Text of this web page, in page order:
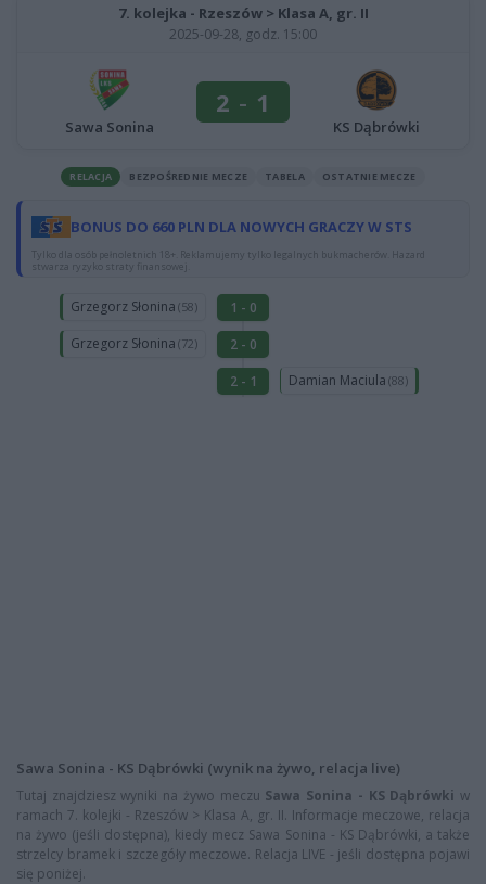
7. kolejka - Rzeszów > Klasa A, gr. II
2025-09-28, godz. 15:00
Sawa Sonina
2 - 1
KS Dąbrówki
RELACJA BEZPOŚREDNIE MECZE TABELA OSTATNIE MECZE
BONUS DO 660 PLN DLA NOWYCH GRACZY W STS
Tylko dla osób pełnoletnich 18+. Reklamujemy tylko legalnych bukmacherów. Hazard
stwarza ryzyko straty finansowej.
Grzegorz Słonina (58)
1 - 0
Grzegorz Słonina (72)
2 - 0
2 - 1
Damian Maciula (88)
Sawa Sonina - KS Dąbrówki (wynik na żywo, relacja live)
Tutaj znajdziesz wyniki na żywo meczu Sawa Sonina - KS Dąbrówki w
ramach 7. kolejki - Rzeszów > Klasa A, gr. II. Informacje meczowe, relacja
na żywo (jeśli dostępna), kiedy mecz Sawa Sonina - KS Dąbrówki, a także
strzelcy bramek i szczegóły meczowe. Relacja LIVE - jeśli dostępna pojawi
się poniżej.